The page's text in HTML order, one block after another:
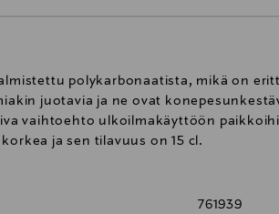
polykarbonaatista, mikä on
juotavia ja ne ovat
vaihtoehto ulkoilmakäyttöön
ja sen tilavuus on 15 cl.
761939